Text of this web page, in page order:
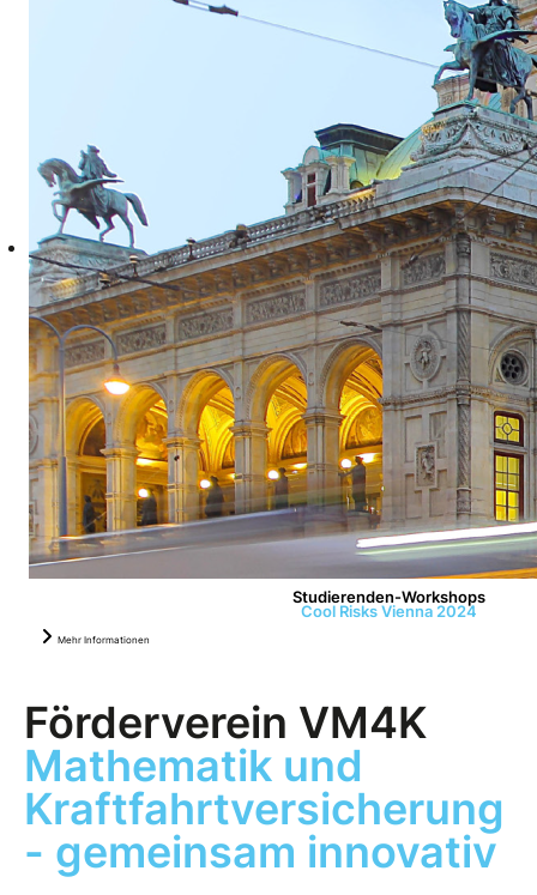
Studierenden-Workshops
Cool Risks Vienna 2024
Mehr Informationen
Förderverein VM4K
Mathematik und
Kraftfahrtversicherung
- gemeinsam innovativ